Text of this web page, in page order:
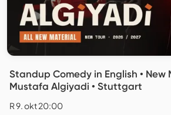
Standup Comedy in English •
Mustafa Algiyadi • Stuttgart
R 9. okt 20:00